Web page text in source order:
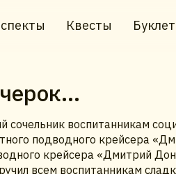
Квесты
сочельник воспитанникам
подводного крейсера
крейсера «Дмитрий
всем воспитанникам